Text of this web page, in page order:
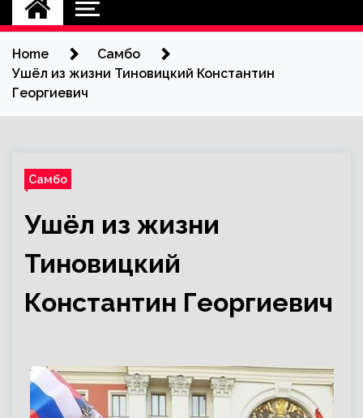
Home
Самбо
Ушёл из жизни Тиновицкий Константин
Георгиевич
Самбо
Ушёл из жизни
Тиновицкий
Константин Георгиевич